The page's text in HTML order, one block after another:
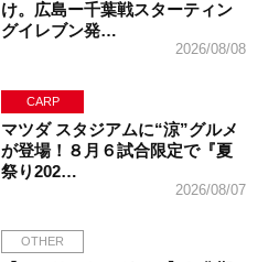
け。広島ー千葉戦スターティン
グイレブン発…
2026/08/08
CARP
マツダ スタジアムに“涼”グルメ
が登場！８月６試合限定で『夏
祭り202…
2026/08/07
OTHER